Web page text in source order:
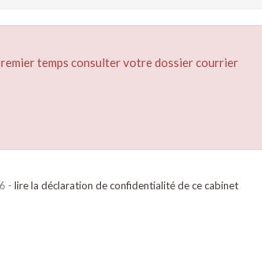
temps consulter votre dossier courrier
- lire la déclaration de confidentialité de ce cabinet